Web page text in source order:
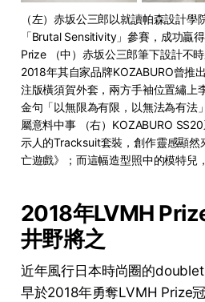
（左）赤坂公三郎以就讀帕森設計
「Brutal Sensitivity」參賽，成功贏
Prize （中）赤坂公三郎筆下設計不
2018年其自家品牌KOZABURO曾推
注版橫須賀外套，兩方手袖位置繡上
金句「以無限為有限，以無法為有法
屬意料中事 （右）KOZABURO
示人的Tracksuit套裝，創作靈感顯然
亡遊戲》；而這幅造型照中的模特兒
2018年LVMH
井野將之
近年風行日本時尚圈的
早於2018年勇奪LVMH Prize